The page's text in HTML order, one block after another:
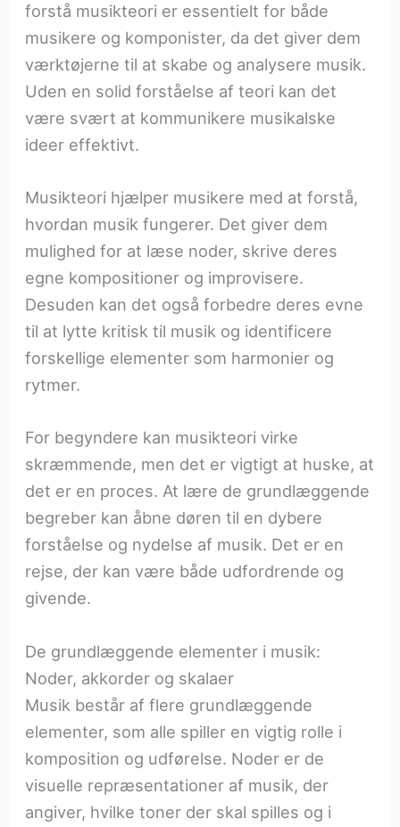
forstå musikteori er essentielt for både
musikere og komponister, da det giver dem
værktøjerne til at skabe og analysere musik.
Uden en solid forståelse af teori kan det
være svært at kommunikere musikalske
ideer effektivt.
Musikteori hjælper musikere med at forstå,
hvordan musik fungerer. Det giver dem
mulighed for at læse noder, skrive deres
egne kompositioner og improvisere.
Desuden kan det også forbedre deres evne
til at lytte kritisk til musik og identificere
forskellige elementer som harmonier og
rytmer.
For begyndere kan musikteori virke
skræmmende, men det er vigtigt at huske, at
det er en proces. At lære de grundlæggende
begreber kan åbne døren til en dybere
forståelse og nydelse af musik. Det er en
rejse, der kan være både udfordrende og
givende.
De grundlæggende elementer i musik:
Noder, akkorder og skalaer
Musik består af flere grundlæggende
elementer, som alle spiller en vigtig rolle i
komposition og udførelse. Noder er de
visuelle repræsentationer af musik, der
angiver, hvilke toner der skal spilles og i